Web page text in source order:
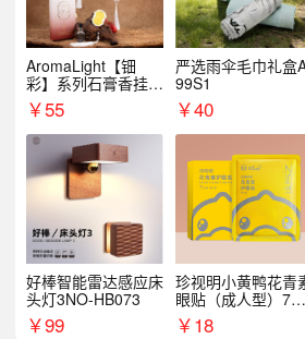
AromaLight【钿
彩】系列石膏香挂
（代发香味随机）
￥55
严选雨伞毛巾礼盒
99S1
￥40
好棒智能雷达感应床
头灯3NO-HB073
￥99
珍视明小黄鸭花青
眼贴（成人型）7对/
盒
￥18